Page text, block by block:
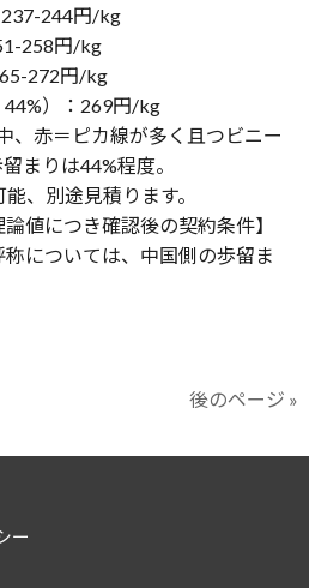
244円/kg
258円/kg
272円/kg
44%）：269円/kg
、赤＝ピカ線が多く且つビニー
まりは44%程度。
、別途見積ります。
値につき確認後の契約条件】
称については、中国側の歩留ま
後のページ »
ー